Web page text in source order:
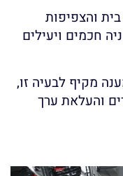
והצפיפות
חכמים ויעילים
מקיף לבעיה זו,
והעלאת ערך